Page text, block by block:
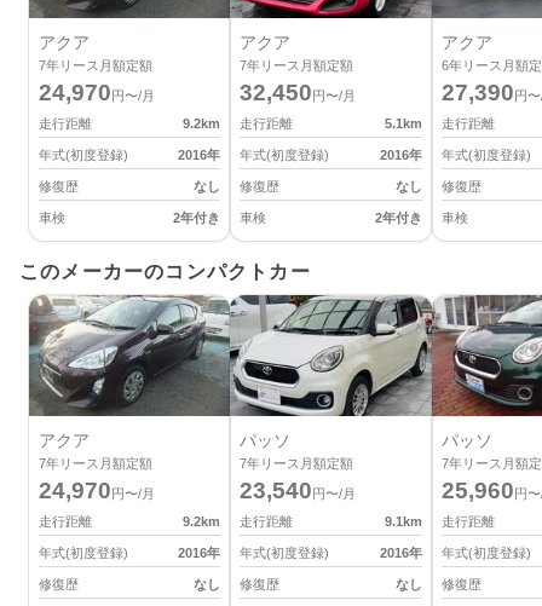
アクア
7年リース月額定額
24,970円〜/月
走行距離
9.2km
年式(初度登録) 2016年
修復歴 なし
車検 2年付き
アクア
7年リース月額定額
32,450円〜/月
走行距離
5.1km
年式(初度登録) 2016年
修復歴 なし
車検 2年付き
アクア
6年リース月額
27,390円
走行距離
年式(初度登録)
修復歴
車検
このメーカーのコンパクトカー
アクア
7年リース月額定額
24,970円〜/月
走行距離
9.2km
年式(初度登録) 2016年
修復歴 なし
パッソ
7年リース月額定額
23,540円〜/月
走行距離
9.1km
年式(初度登録) 2016年
修復歴 なし
パッソ
7年リース月額
25,960円
走行距離
年式(初度登録)
修復歴